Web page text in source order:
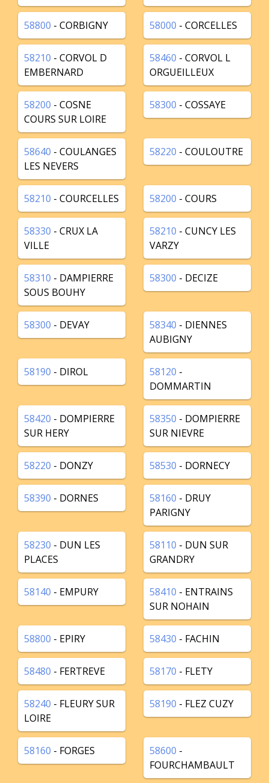
58800 - CORBIGNY 58000 - CORCELLES
58210 - CORVOL D
EMBERNARD
58460 - CORVOL L
ORGUEILLEUX
58200 - COSNE
COURS SUR LOIRE
58300 - COSSAYE
58640 - COULANGES
LES NEVERS
58220 - COULOUTRE
58210 - COURCELLES 58200 - COURS
58330 - CRUX LA
VILLE
58210 - CUNCY LES
VARZY
58310 - DAMPIERRE
SOUS BOUHY
58300 - DECIZE
58300 - DEVAY 58340 - DIENNES
AUBIGNY
58190 - DIROL 58120 -
DOMMARTIN
58420 - DOMPIERRE
SUR HERY
58350 - DOMPIERRE
SUR NIEVRE
58220 - DONZY 58530 - DORNECY
58390 - DORNES 58160 - DRUY
PARIGNY
58230 - DUN LES
PLACES
58110 - DUN SUR
GRANDRY
58140 - EMPURY 58410 - ENTRAINS
SUR NOHAIN
58800 - EPIRY 58430 - FACHIN
58480 - FERTREVE 58170 - FLETY
58240 - FLEURY SUR
LOIRE
58190 - FLEZ CUZY
58160 - FORGES 58600 -
FOURCHAMBAULT